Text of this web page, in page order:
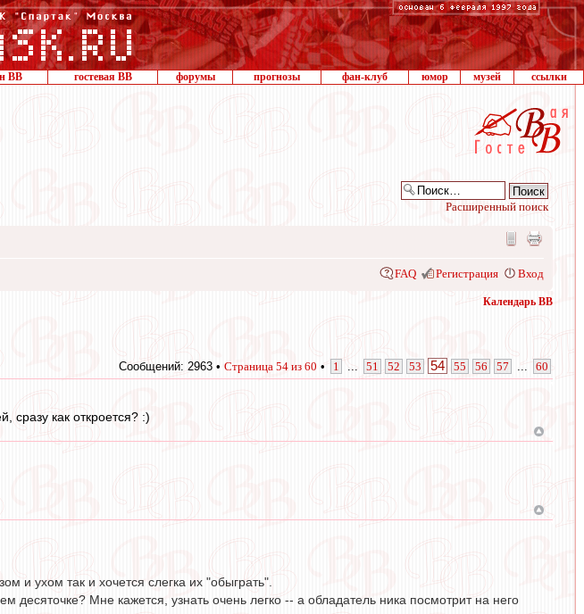
ВВ гостевая ВВ форумы прогнозы фан-клуб юмор музей ссылки
Расширенный поиск
FAQ Регистрация Вход
Календарь ВВ
Сообщений: 2963 • Страница 54 из 60 • 1 51 52 53 54 55 56 57 60
сразу как откроется? :)
и ухом так и хочется слегка их "обыграть".
десяточке? Мне кажется, узнать очень легко -- а обладатель ника посмотрит на него